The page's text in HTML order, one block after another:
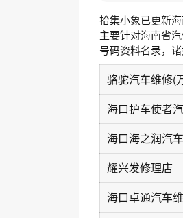
拾集小象已更新
主要针对海南省
号码资料名录，诸
海口海之润汽
耀兴发修理店
海口卓通汽车